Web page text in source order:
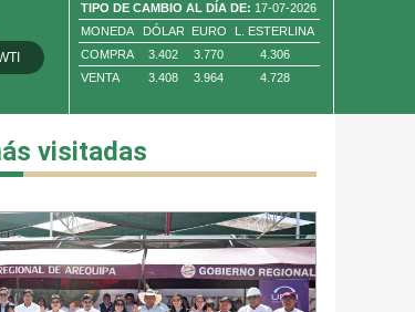
Oro 4,010.80 US $/ Oz. Tr.
TIPO DE CAMBIO AL DÍA DE: 17-07-2026
MONEDA
DÓLAR EURO
L. ESTERLINA
COMPRA
3.402 3.770
4.306
VENTA
3.408 3.964 4.728
visitadas